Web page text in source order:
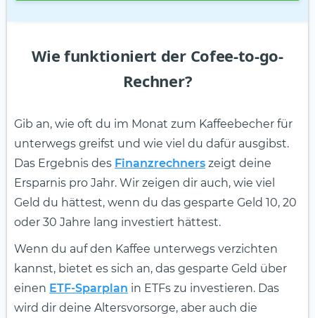
Wie funktioniert der Cofee-to-go-
Rechner?
Gib an, wie oft du im Monat zum Kaffeebecher für
unterwegs greifst und wie viel du dafür ausgibst.
Das Ergebnis des Finanzrechners zeigt deine
Ersparnis pro Jahr. Wir zeigen dir auch, wie viel
Geld du hättest, wenn du das gesparte Geld 10, 20
oder 30 Jahre lang investiert hättest.
Wenn du auf den Kaffee unterwegs verzichten
kannst, bietet es sich an, das gesparte Geld über
einen ETF-Sparplan in ETFs zu investieren. Das
wird dir deine Altersvorsorge, aber auch die